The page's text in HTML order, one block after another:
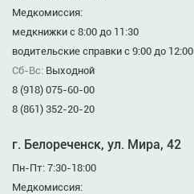
Медкомиссия:
медкнижки с 8:00 до 11:30
водительские справки с 9:00 до 12:00
Сб-Вс: Выходной
8 (918) 075-60-00
8 (861) 352-20-20
г. Белореченск, ул. Мира, 42
Пн-Пт: 7:30-18:00
Медкомиссия: